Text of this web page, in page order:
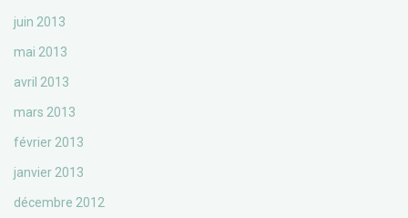
juin 2013
mai 2013
avril 2013
mars 2013
février 2013
janvier 2013
décembre 2012